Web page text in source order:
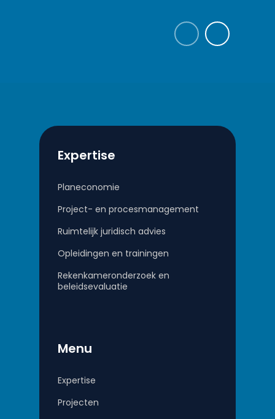
Expertise
Planeconomie
Project- en procesmanagement
Ruimtelijk juridisch advies
Opleidingen en trainingen
Rekenkameronderzoek en
beleidsevaluatie
Menu
Expertise
Projecten